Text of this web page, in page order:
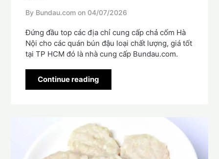
By Bundau.com on 04/07/2026
Đứng đầu top các địa chỉ cung cấp chả cốm Hà
Nội cho các quán bún đậu loại chất lượng, giá tốt
tại TP HCM đó là nhà cung cấp Bundau.com.
Continue reading